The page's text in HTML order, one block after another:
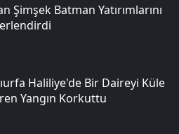
Şimşek Batman Yatırımlarını
Haliliye'de Bir Daireyi Küle
Yangın Korkuttu